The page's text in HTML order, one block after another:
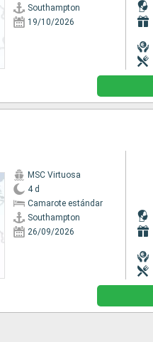
Southampton
19/10/2026
MSC Virtuosa
4 d
Camarote estándar
Southampton
26/09/2026